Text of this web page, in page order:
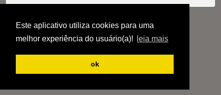
Este aplicativo utiliza cookies para uma
melhor experiência do usuário(a)!
leia mais
ok
« Voltar 1 2 3 4
…
17 Próximo »